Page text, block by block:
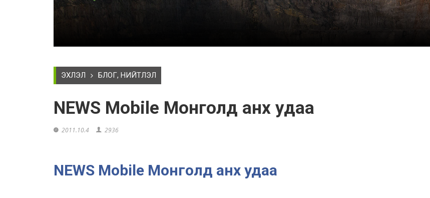
ЭХЛЭЛ БЛОГ, НИЙТЛЭЛ
NEWS Mobile Монголд анх удаа
2011.10.4 2936
NEWS Mobile Монголд анх удаа